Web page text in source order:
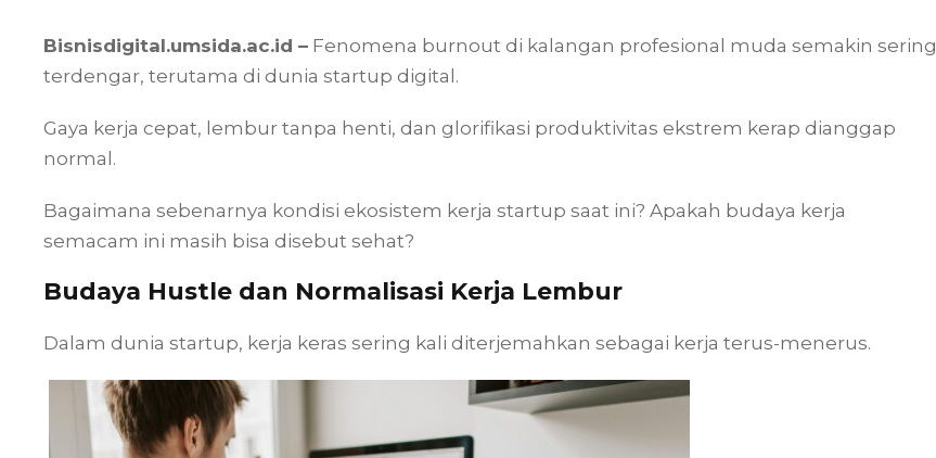
Bisnisdigital.umsida.ac.id – Fenomena burnout di kalangan profesional muda semakin sering
terdengar, terutama di dunia startup digital.
Gaya kerja cepat, lembur tanpa henti, dan glorifikasi produktivitas ekstrem kerap dianggap
normal.
Bagaimana sebenarnya kondisi ekosistem kerja startup saat ini? Apakah budaya kerja
semacam ini masih bisa disebut sehat?
Budaya Hustle dan Normalisasi Kerja Lembur
Dalam dunia startup, kerja keras sering kali diterjemahkan sebagai kerja terus-menerus.